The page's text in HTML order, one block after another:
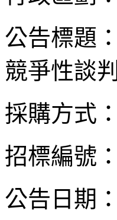
公告標題
競爭性談
採購方式
招標編號
公告日期